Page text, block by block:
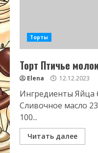
Торты
Торт Птичье
Elena 12.12.2023
Ингредиенты Яйца
Сливочное масло
100...
Читать далее